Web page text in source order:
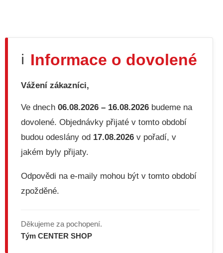
ℹ️ Informace o dovolené
Vážení zákazníci,
Ve dnech 06.08.2026 – 16.08.2026 budeme na
dovolené. Objednávky přijaté v tomto období
budou odeslány od 17.08.2026 v pořadí, v
jakém byly přijaty.
Odpovědi na e-maily mohou být v tomto období
zpožděné.
Děkujeme za pochopení.
Tým CENTER SHOP